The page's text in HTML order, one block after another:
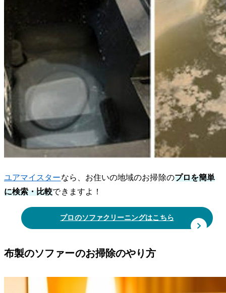
ユアマイスターなら、お住いの地域のお掃除のプロを簡単
に検索・比較できますよ！
プロのソファクリーニングはこちら
布製のソファーのお掃除のやり方